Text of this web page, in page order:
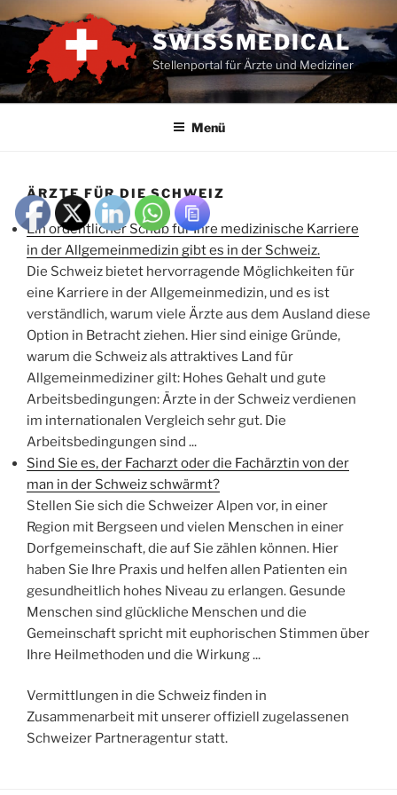
Inhalt
springen
SWISSMEDICAL
Stellenportal für Ärzte und Mediziner
Menü
ÄRZTE FÜR DIE SCHWEIZ
Ein ordentlicher Schub für Ihre medizinische Karriere
in der Allgemeinmedizin gibt es in der Schweiz.
Die Schweiz bietet hervorragende Möglichkeiten für
eine Karriere in der Allgemeinmedizin, und es ist
verständlich, warum viele Ärzte aus dem Ausland diese
Option in Betracht ziehen. Hier sind einige Gründe,
warum die Schweiz als attraktives Land für
Allgemeinmediziner gilt: Hohes Gehalt und gute
Arbeitsbedingungen: Ärzte in der Schweiz verdienen
im internationalen Vergleich sehr gut. Die
Arbeitsbedingungen sind ...
Sind Sie es, der Facharzt oder die Fachärztin von der
man in der Schweiz schwärmt?
Stellen Sie sich die Schweizer Alpen vor, in einer
Region mit Bergseen und vielen Menschen in einer
Dorfgemeinschaft, die auf Sie zählen können. Hier
haben Sie Ihre Praxis und helfen allen Patienten ein
gesundheitlich hohes Niveau zu erlangen. Gesunde
Menschen sind glückliche Menschen und die
Gemeinschaft spricht mit euphorischen Stimmen über
Ihre Heilmethoden und die Wirkung ...
Vermittlungen in die Schweiz finden in
Zusammenarbeit mit unserer offiziell zugelassenen
Schweizer Partneragentur statt.